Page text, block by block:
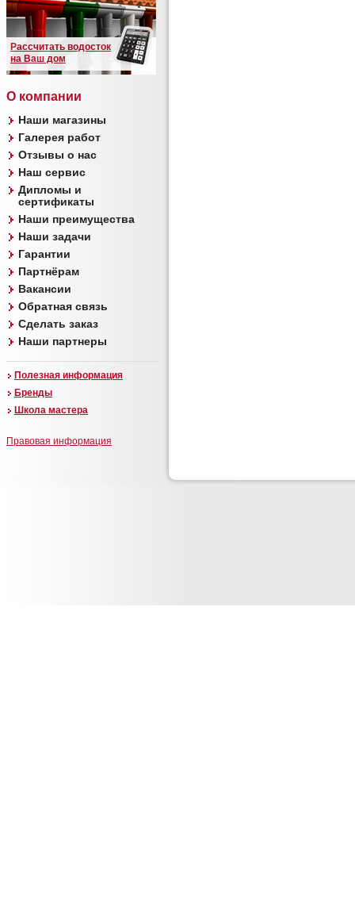
Рассчитать водосток
на Ваш дом
О компании
Наши магазины
Галерея работ
Отзывы о нас
Наш сервис
Дипломы и
сертификаты
Наши преимущества
Наши задачи
Гарантии
Партнёрам
Вакансии
Обратная связь
Сделать заказ
Наши партнеры
Полезная информация
Бренды
Школа мастера
Правовая информация